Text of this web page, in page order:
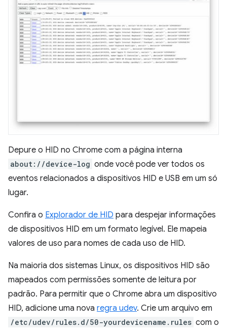
Depure o HID no Chrome com a página interna
about://device-log onde você pode ver todos os
eventos relacionados a dispositivos HID e USB em um só
lugar.
Confira o Explorador de HID para despejar informações
de dispositivos HID em um formato legível. Ele mapeia
valores de uso para nomes de cada uso de HID.
Na maioria dos sistemas Linux, os dispositivos HID são
mapeados com permissões somente de leitura por
padrão. Para permitir que o Chrome abra um dispositivo
HID, adicione uma nova regra udev. Crie um arquivo em
/etc/udev/rules.d/50-yourdevicename.rules com o